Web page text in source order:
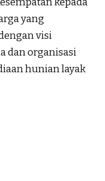
yang
visi
dan organisasi
hunian layak